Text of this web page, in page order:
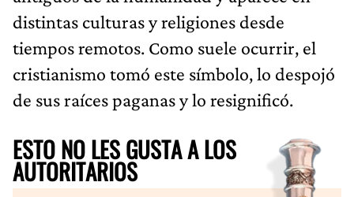
distintas culturas y religiones desde
tiempos remotos. Como suele ocurrir, el
cristianismo tomó este símbolo, lo despojó
de sus raíces paganas y lo resignificó.
ESTO NO LES GUSTA A LOS
AUTORITARIOS